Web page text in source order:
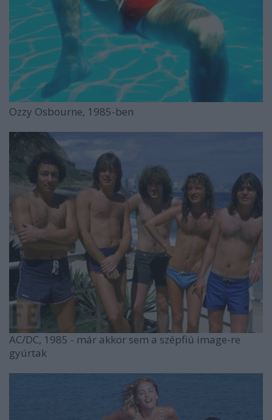
Ozzy Osbourne, 1985-ben
AC/DC, 1985 - már akkor sem a szépfiú image-re
gyúrtak